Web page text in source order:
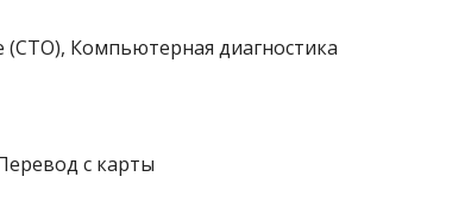
(СТО), Компьютерная диагностика
с карты